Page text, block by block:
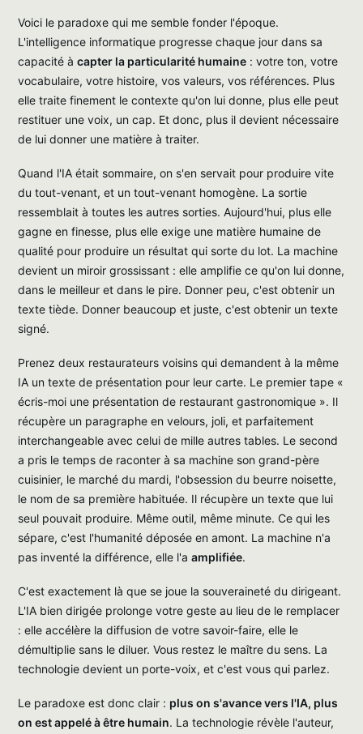
Voici le paradoxe qui me semble fonder l'époque.
L'intelligence informatique progresse chaque jour dans sa
capacité à capter la particularité humaine : votre ton, votre
vocabulaire, votre histoire, vos valeurs, vos références. Plus
elle traite finement le contexte qu'on lui donne, plus elle peut
restituer une voix, un cap. Et donc, plus il devient nécessaire
de lui donner une matière à traiter.
Quand l'IA était sommaire, on s'en servait pour produire vite
du tout-venant, et un tout-venant homogène. La sortie
ressemblait à toutes les autres sorties. Aujourd'hui, plus elle
gagne en finesse, plus elle exige une matière humaine de
qualité pour produire un résultat qui sorte du lot. La machine
devient un miroir grossissant : elle amplifie ce qu'on lui donne,
dans le meilleur et dans le pire. Donner peu, c'est obtenir un
texte tiède. Donner beaucoup et juste, c'est obtenir un texte
signé.
Prenez deux restaurateurs voisins qui demandent à la même
IA un texte de présentation pour leur carte. Le premier tape «
écris-moi une présentation de restaurant gastronomique ». Il
récupère un paragraphe en velours, joli, et parfaitement
interchangeable avec celui de mille autres tables. Le second
a pris le temps de raconter à sa machine son grand-père
cuisinier, le marché du mardi, l'obsession du beurre noisette,
le nom de sa première habituée. Il récupère un texte que lui
seul pouvait produire. Même outil, même minute. Ce qui les
sépare, c'est l'humanité déposée en amont. La machine n'a
pas inventé la différence, elle l'a amplifiée.
C'est exactement là que se joue la souveraineté du dirigeant.
L'IA bien dirigée prolonge votre geste au lieu de le remplacer
: elle accélère la diffusion de votre savoir-faire, elle le
démultiplie sans le diluer. Vous restez le maître du sens. La
technologie devient un porte-voix, et c'est vous qui parlez.
Le paradoxe est donc clair : plus on s'avance vers l'IA, plus
on est appelé à être humain. La technologie révèle l'auteur,